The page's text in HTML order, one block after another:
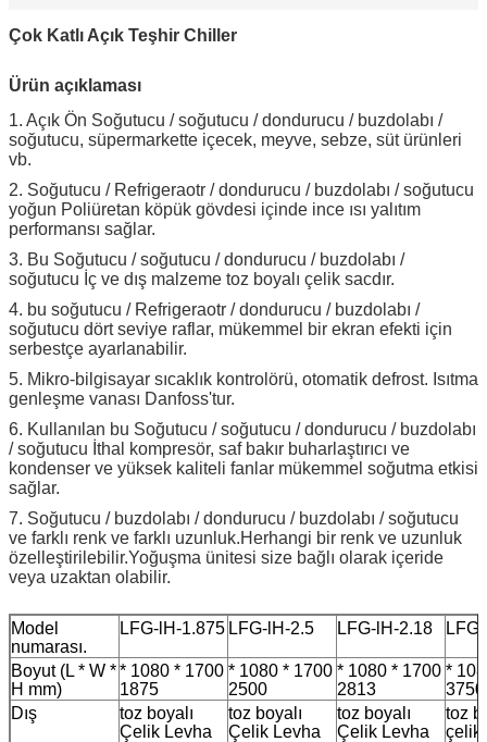
Çok Katlı Açık Teşhir Chiller
Ürün açıklaması
1. Açık Ön Soğutucu / soğutucu / dondurucu / buzdolabı /
soğutucu, süpermarkette içecek, meyve, sebze, süt ürünleri
vb.
2. Soğutucu / Refrigeraotr / dondurucu / buzdolabı / soğutucu
yoğun Poliüretan köpük gövdesi içinde ince ısı yalıtım
performansı sağlar.
3. Bu Soğutucu / soğutucu / dondurucu / buzdolabı /
soğutucu İç ve dış malzeme toz boyalı çelik sacdır.
4. bu soğutucu / Refrigeraotr / dondurucu / buzdolabı /
soğutucu dört seviye raflar, mükemmel bir ekran efekti için
serbestçe ayarlanabilir.
5. Mikro-bilgisayar sıcaklık kontrolörü, otomatik defrost. Isıtma
genleşme vanası Danfoss'tur.
6. Kullanılan bu Soğutucu / soğutucu / dondurucu / buzdolabı
/ soğutucu İthal kompresör, saf bakır buharlaştırıcı ve
kondenser ve yüksek kaliteli fanlar mükemmel soğutma etkisi
sağlar.
7. Soğutucu / buzdolabı / dondurucu / buzdolabı / soğutucu
ve farklı renk ve farklı uzunluk.Herhangi bir renk ve uzunluk
özelleştirilebilir.Yoğuşma ünitesi size bağlı olarak içeride
veya uzaktan olabilir.
Model
numarası.
LFG-lH-1.875 LFG-lH-2.5 LFG-lH-2.18
Boyut (L * W *
H mm)
* 1080 * 1700
1875
* 1080 * 1700
2500
* 1080 * 1700
2813
*
3750
Dış
toz boyalı
Çelik Levha
toz boyalı
Çelik Levha
toz boyalı
Çelik Levha
toz
çelik